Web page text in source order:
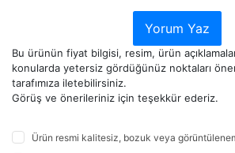
Yorum Yaz
Bu ürünün fiyat bilgisi, resim, ürün
konularda yetersiz gördüğünüz noktaları
tarafımıza iletebilirsiniz.
Görüş ve önerileriniz için teşekkür ederiz.
Ürün resmi kalitesiz, bozuk veya